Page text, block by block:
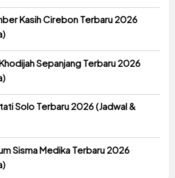
Kasih Cirebon Terbaru 2026
Khodijah Sepanjang Terbaru 2026
Solo Terbaru 2026 (Jadwal &
Sisma Medika Terbaru 2026